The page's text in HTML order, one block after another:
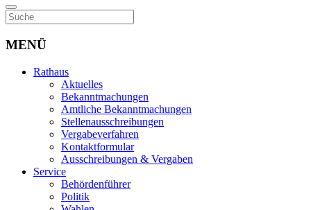
MENÜ
Rathaus
Aktuelles
Bekanntmachungen
Amtliche Bekanntmachungen
Stellenausschreibungen
Vergabeverfahren
Kontaktformular
Ausschreibungen & Vergaben
Service
Behördenführer
Politik